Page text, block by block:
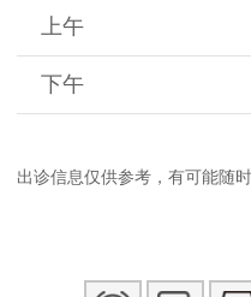
上午
下午
出诊信息仅供参考，有可能随